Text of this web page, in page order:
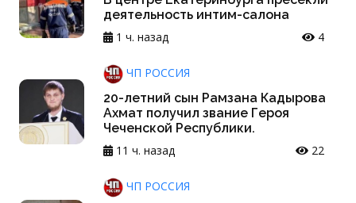
деятельность интим-салона
1 ч. назад
4
ЧП РОССИЯ
20-летний сын Рамзана Кадырова
Ахмат получил звание Героя
Чеченской Республики.
11 ч. назад
22
ЧП РОССИЯ